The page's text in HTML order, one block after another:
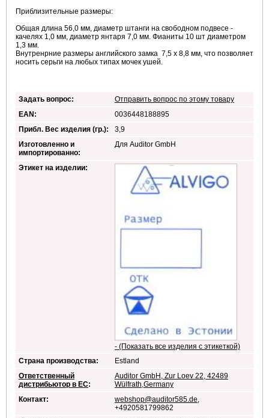
Приблизительные размеры:
Общая длина 56,0 мм, диаметр штанги на свободном подвесе -
качелях 1,0 мм, диаметр янтаря 7,0 мм. Фианиты 10 шт диаметром
1,3 мм.
Внутренрние размеры английского замка 7,5 х 8,8 мм, что позволяет
носить серьги на любых типах мочек ушей.
Задать вопрос:
Отправить вопрос по этому товару
EAN:
0036448188895
Прибл. Вес изделия (гр.):
3,9
Изготовленно и
импортированно:
Для Auditor GmbH
Этикет на изделии:
- (Показать все изделия с этикеткой)
Страна производства:
Estland
Ответственный
дистрибьютор в ЕС:
Auditor GmbH, Zur Loev 22, 42489
Wülfrath,Germany
Контакт:
webshop@auditor585.de,
+4920581799862